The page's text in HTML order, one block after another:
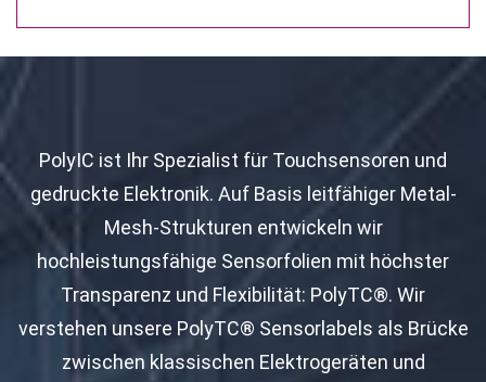
PolyIC ist Ihr Spezialist für Touchsensoren und
gedruckte Elektronik. Auf Basis leitfähiger Metal-
Mesh-Strukturen entwickeln wir
hochleistungsfähige Sensorfolien mit höchster
Transparenz und Flexibilität: PolyTC®. Wir
verstehen unsere PolyTC® Sensorlabels als Brücke
zwischen klassischen Elektrogeräten und